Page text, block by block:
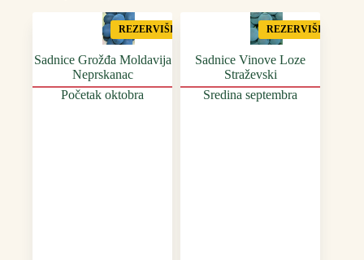
REZERVIŠI
Sadnice Grožđa Moldavija
Neprskanac
Početak oktobra
REZERVIŠI
Sadnice Vinove Loze
Straževski
Sredina septembra